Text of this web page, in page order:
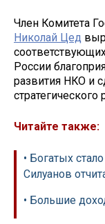
Член Комитета
Николай Цед
России
развития НКО и
Читайте также:
• Богатых
Силуанов
• Большие